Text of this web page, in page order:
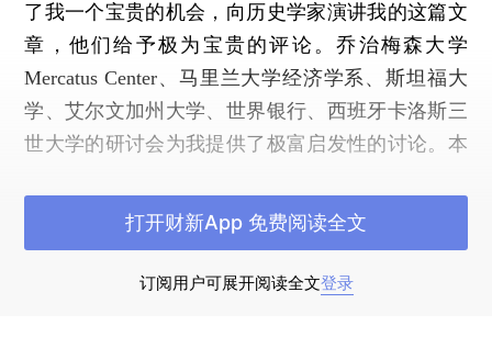
了我一个宝贵的机会，向历史学家演讲我的这篇文
章，他们给予极为宝贵的评论。乔治梅森大学
Mercatus Center、马里兰大学经济学系、斯坦福大
学、艾尔文加州大学、世界银行、西班牙卡洛斯三
世大学的研讨会为我提供了极富启发性的讨论。本
SBR.9709490、SES0078849和SES.0241699。最后
要指出的是，本文中的核心思想得益于我和Barry
Weingast 以及Douglass North的持续交流。
订阅用户可展开阅读全文登录
打开财新App 免费阅读全文